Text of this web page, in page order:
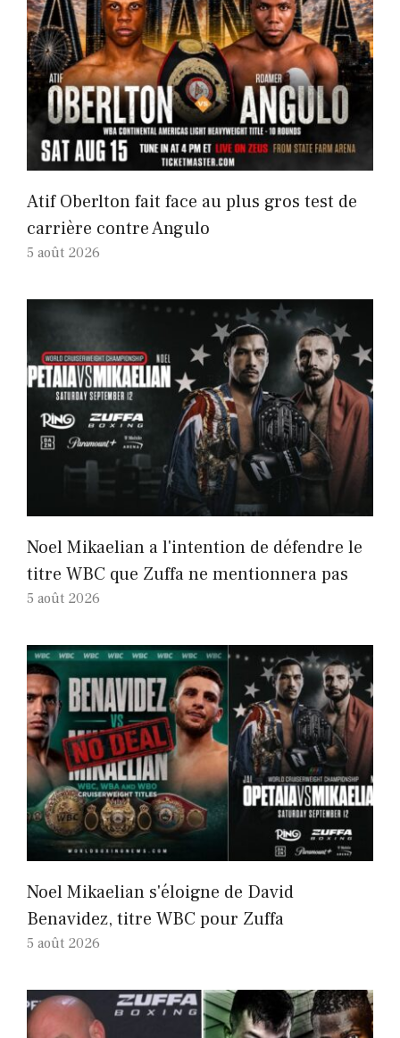
Atif Oberlton fait face au plus gros test de
carrière contre Angulo
5 août 2026
Noel Mikaelian a l'intention de défendre le
titre WBC que Zuffa ne mentionnera pas
5 août 2026
Noel Mikaelian s'éloigne de David
Benavidez, titre WBC pour Zuffa
5 août 2026